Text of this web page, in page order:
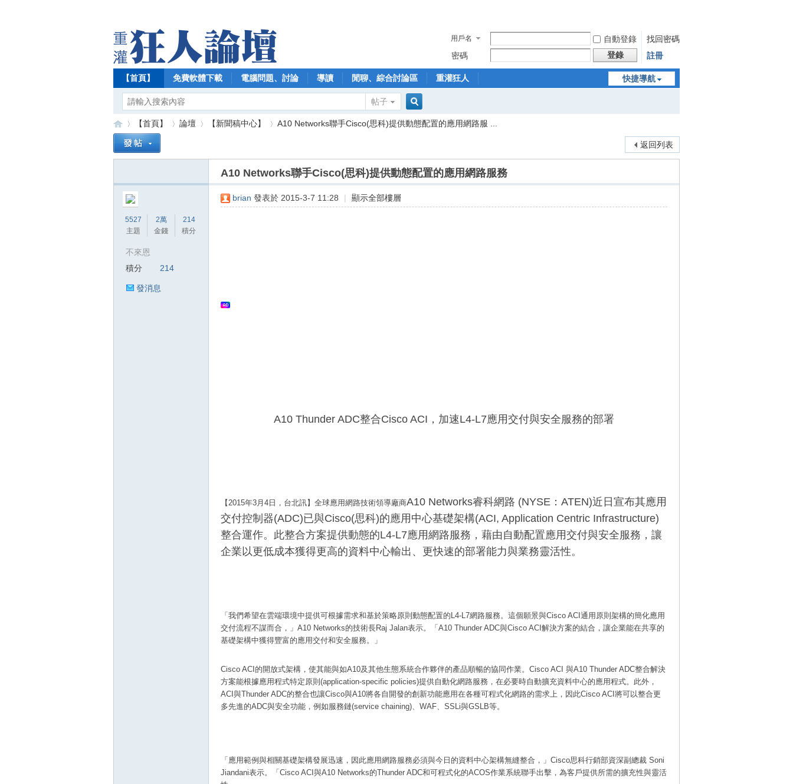
用戶名 自動登錄
找回密碼
密碼
登錄 註冊
快捷導航
【首頁】 免費軟體下載 電腦問題、討論 導讀 閒聊、綜合討論區 重灌狂人
帖子
搜
索
【首頁】 論壇 【新聞稿中心】
›
A10 Networks聯手Cisco(思科)提供動態配置的應用網路服 ...
返回列表
A10 Networks聯手Cisco(思科)提供動態配置的應用網路服務
5527
主題
2萬
金錢
214
積分
不來恩
積分
214
發消息
brian 發表於 2015-3-7 11:28 | 顯示全部樓層
A10 Thunder ADC整合Cisco ACI，加速L4-L7應用交付與安全服務的部署
【2015年3月4日，台北訊】全球應用網路技術領導廠商A10 Networks睿科網路 (NYSE：ATEN)近日宣布其應用
交付控制器(ADC)已與Cisco(思科)的應用中心基礎架構(ACI, Application Centric Infrastructure)
整合運作。此整合方案提供動態的L4-L7應用網路服務，藉由自動配置應用交付與安全服務，讓
企業以更低成本獲得更高的資料中心輸出、更快速的部署能力與業務靈活性。
「我們希望在雲端環境中提供可根據需求和基於策略原則動態配置的L4-L7網路服務。這個願景與Cisco ACI通用原則架構的簡化應用
交付流程不謀而合，」A10 Networks的技術長Raj Jalan表示。「A10 Thunder ADC與Cisco ACI解決方案的結合，讓企業能在共享的
基礎架構中獲得豐富的應用交付和安全服務。」
Cisco ACI的開放式架構，使其能與如A10及其他生態系統合作夥伴的產品順暢的協同作業。Cisco ACI 與A10 Thunder ADC整合解決
方案能根據應用程式特定原則(application-specific policies)提供自動化網路服務，在必要時自動擴充資料中心的應用程式。此外，
ACI與Thunder ADC的整合也讓Cisco與A10將各自開發的創新功能應用在各種可程式化網路的需求上，因此Cisco ACI將可以整合更
多先進的ADC與安全功能，例如服務鏈(service chaining)、WAF、SSLi與GSLB等。
「應用範例與相關基礎架構發展迅速，因此應用網路服務必須與今日的資料中心架構無縫整合，」Cisco思科行銷部資深副總裁 Soni
Jiandani表示。「Cisco ACI與A10 Networks的Thunder ADC和可程式化的ACOS作業系統聯手出擊，為客戶提供所需的擴充性與靈活